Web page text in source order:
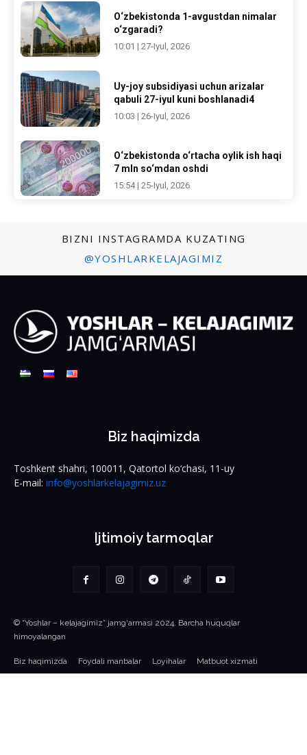
O‘zbekistonda 1-avgustdan nimalar
o‘zgaradi?
10:01 | 27-Iyul, 2026
Uy-joy subsidiyasi uchun arizalar
qabuli 27-iyul kuni boshlanadi4
10:03 | 26-Iyul, 2026
O‘zbekistonda o‘rtacha oylik ish haqi
7 mln so‘mdan oshdi
15:54 | 25-Iyul, 2026
BIZNI INSTAGRAMDA KUZATING
@YOSHLARKELAJAGIMIZ
Biz haqimizda
Toshkent shahri, 100011, Qatortol ko‘chasi, 11-uy
E-mail: info@yoshlarkelajagimiz.uz
Ijtimoiy tarmoqlar
© “Yoshlar – kelajagimiz” jamg‘armasi 2024. Barcha huquqlar
himoyalangan
Biz haqimizda Foydali manbalar Loyihalar Matbuot xizmati